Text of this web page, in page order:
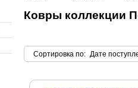
Ковры коллекции
Сортировка по: Дате